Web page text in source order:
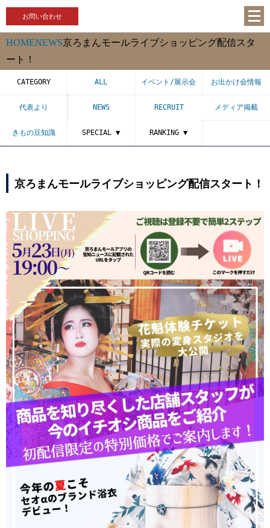
お問い合わせ
HOMENEWS京ろまんモールライブショッピング配信スタ
ート！
CATEGORY ALL イベント/展示会 お出かけ会情報
代表より NEWS RECRUIT メディア掲載
きもの豆知識 SPECIAL ▼ RANKING ▼
京ろまんモールライブショッピング配信スタート！